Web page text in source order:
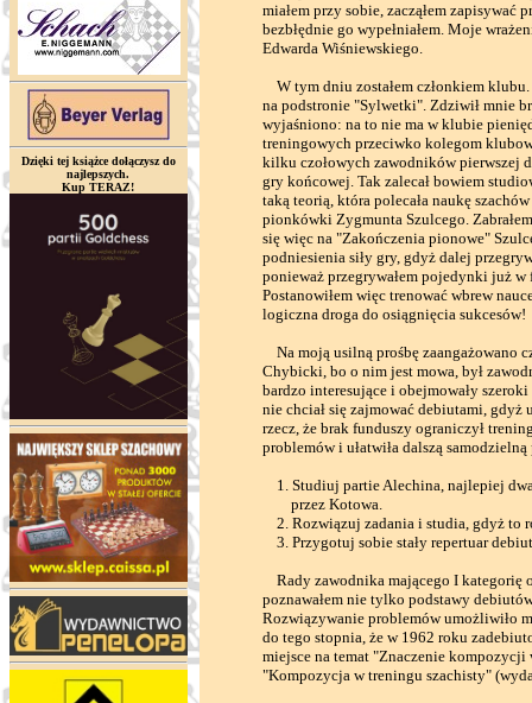
Dzięki tej książce dołączysz do
najlepszych.
Kup TERAZ!
miałem przy sobie, zacząłem
bezbłędnie go wypełniałem. Moje
Edwarda Wiśniewskiego.
W tym dniu zostałem członkiem
na podstronie "Sylwetki". Zdziwił mnie
wyjaśniono: na to nie ma w klubie
treningowych przeciwko kolegom
kilku czołowych zawodników pierwszej
gry końcowej. Tak zalecał bowiem
taką teorią, która polecała naukę
pionkówki Zygmunta Szulcego.
się więc na "Zakończenia pionowe"
podniesienia siły gry, gdyż dalej
ponieważ przegrywałem pojedynki już
Postanowiłem więc trenować wbrew
logiczna droga do osiągnięcia sukcesów!
Na moją usilną prośbę zaangażowano
Chybicki, bo o nim jest mowa, był
bardzo interesujące i obejmowały
nie chciał się zajmować debiutami, gdyż
rzecz, że brak funduszy ograniczył
problemów i ułatwiła dalszą
1. Studiuj partie Alechina, najlepiej
przez Kotowa.
2. Rozwiązuj zadania i studia, gdyż to
3. Przygotuj sobie stały repertuar
Rady zawodnika mającego I kategorię
poznawałem nie tylko podstawy
Rozwiązywanie problemów umożliwiło
do tego stopnia, że w 1962 roku
miejsce na temat "Znaczenie kompozycji
"Kompozycja w treningu szachisty"